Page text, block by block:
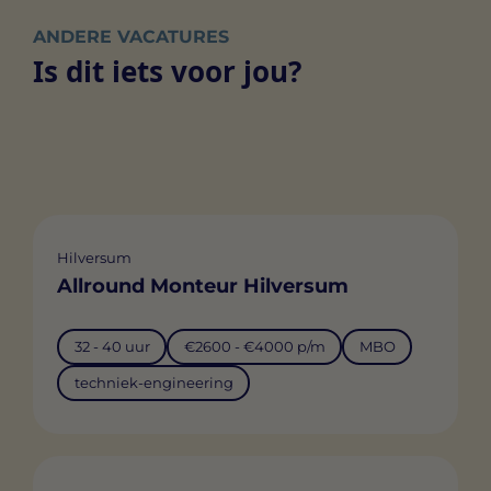
ANDERE VACATURES
Is dit iets voor jou?
Hilversum
Allround Monteur Hilversum
32 - 40 uur €2600 - €4000 p/m MBO
techniek-engineering